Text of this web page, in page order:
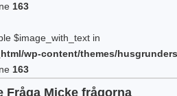
163
$image_with_text in
wp-content/themes/
163
Fråga Micke frågorna